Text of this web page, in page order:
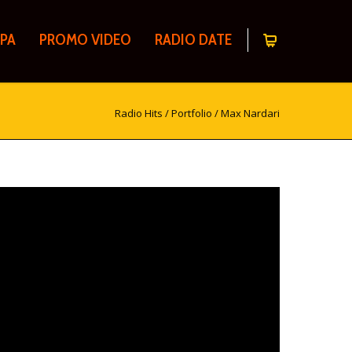
PROMO VIDEO RADIO DATE
Radio Hits /Portfolio /Max Nardari